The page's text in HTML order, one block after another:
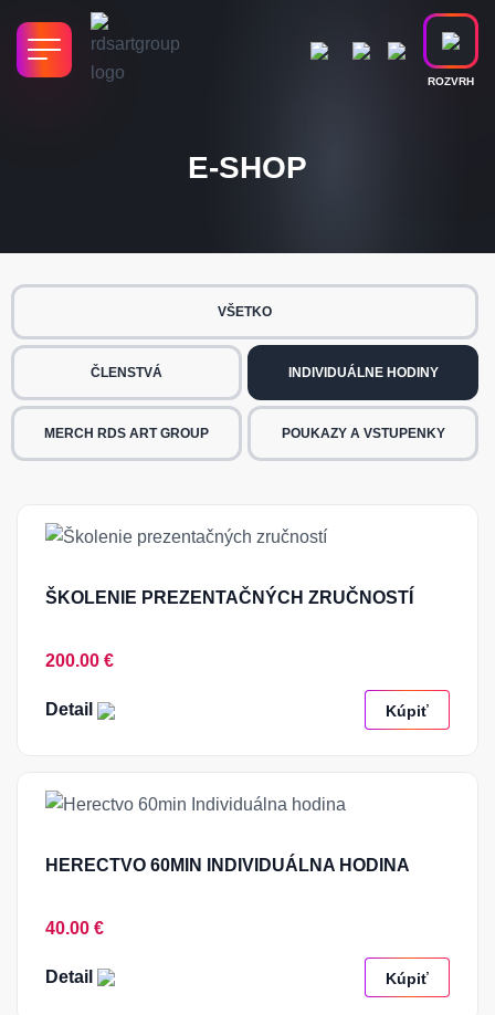
ROZVRH
E-SHOP
VŠETKO
ČLENSTVÁ INDIVIDUÁLNE HODINY
MERCH RDS ART GROUP POUKAZY A VSTUPENKY
ŠKOLENIE PREZENTAČNÝCH ZRUČNOSTÍ
200.00 €
Kúpiť
Detail
HERECTVO 60MIN INDIVIDUÁLNA HODINA
40.00 €
Kúpiť
Detail